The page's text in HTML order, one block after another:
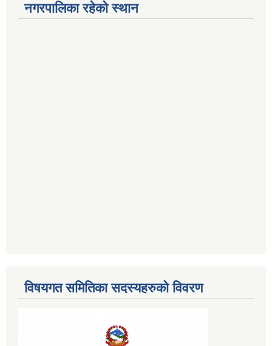
नगरपालिका रहेको स्थान
विषयगत समितिका सदस्यहरुको विवरण